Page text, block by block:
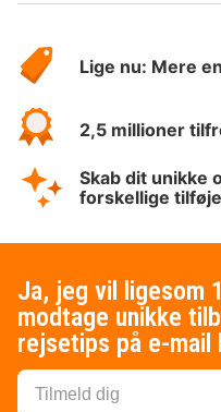
HotelSpecials
Lige nu: Mere
2,5 millioner
Skab dit unikke
forskellige
Ja, jeg vil ligesom
modtage unikke
rejsetips på e-mail